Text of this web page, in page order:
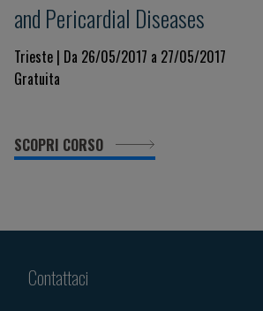
and Pericardial Diseases
Trieste | Da 26/05/2017 a 27/05/2017
Gratuita
SCOPRI CORSO
Contattaci